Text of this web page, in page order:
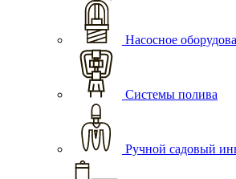
Насосное
Системы полива
Ручной садовый